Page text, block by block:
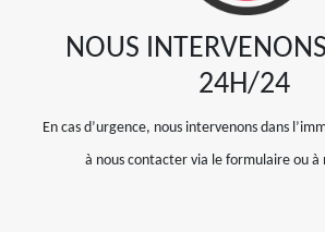
NOUS
24H/24
En cas d’urgence, nous intervenons dans
à nous contacter via le formulaire ou à